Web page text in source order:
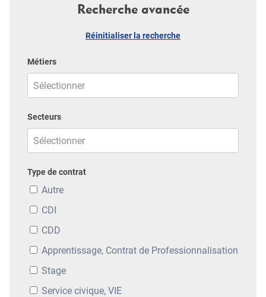
Recherche avancée
Réinitialiser la recherche
Métiers
Secteurs
Type de contrat
Autre
CDI
CDD
Apprentissage, Contrat de Professionnalisation
Stage
Service civique, VIE